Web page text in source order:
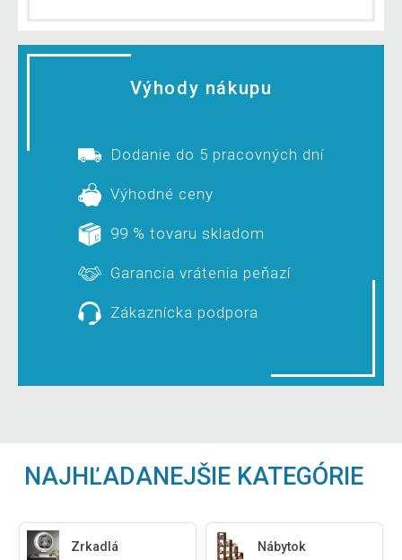
Výhody nákupu
Dodanie do 5 pracovných dní
Výhodné ceny
99 % tovaru skladom
Garancia vrátenia peňazí
Zákaznícka podpora
NAJHĽADANEJŠIE KATEGÓRIE
Zrkadlá Nábytok